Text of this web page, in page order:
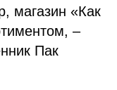
магазин «Как
–
Пак